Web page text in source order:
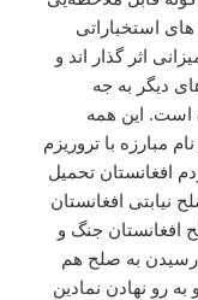
استخباراتی
اثر گذار اند و
دیگر به جه
است. این همه
مبارزه با تروریزم
افغانستان تحمیل
نیابتی افغانستان
افغانستان جنگ و
رسیدن به صلح هم
رو نهادن نمادین